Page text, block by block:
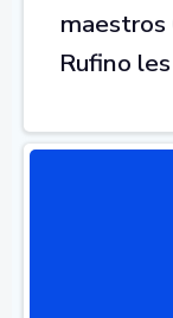
maestros
Rufino